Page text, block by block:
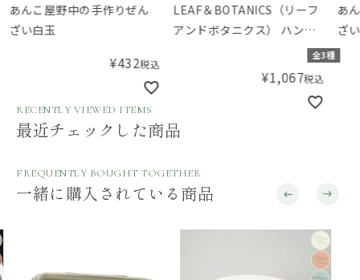
あんこ屋野中の手作りぜん
ざい白玉
¥432税込
LEAF＆BOTANICS（リーフ
アンドボタニクス） ハンド
全3種
¥1,067税込
あ
ざ
RECENTLY VIEWED ITEMS
最近チェックした商品
FREQUENTLY BOUGHT TOGETHER
一緒に購入されている商品